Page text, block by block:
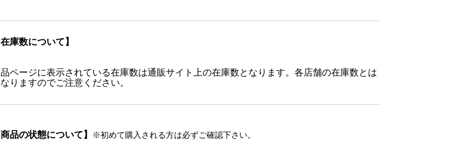
在庫数について】
ページに表示されている在庫数は通販サイト上の在庫数となります。各店舗の在庫数とは
りますのでご注意ください。
商品の状態について】 ※初めて購入される方は必ずご確認下さい。